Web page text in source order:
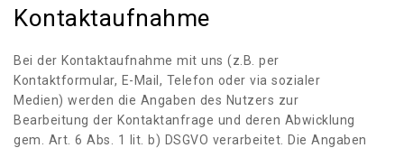
Kontaktaufnahme
Bei der Kontaktaufnahme mit uns (z.B. per
Kontaktformular, E-Mail, Telefon oder via sozialer
Medien) werden die Angaben des Nutzers zur
Bearbeitung der Kontaktanfrage und deren Abwicklung
gem. Art. 6 Abs. 1 lit. b) DSGVO verarbeitet. Die Angaben